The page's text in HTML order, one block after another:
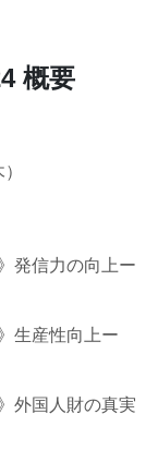
概要
発信力の向上ー
生産性向上ー
外国人財の真実